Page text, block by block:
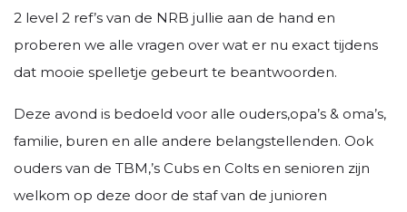
2 level 2 ref’s van de NRB jullie aan de hand en
proberen we alle vragen over wat er nu exact tijdens
dat mooie spelletje gebeurt te beantwoorden.
Deze avond is bedoeld voor alle ouders,opa’s & oma’s,
familie, buren en alle andere belangstellenden. Ook
ouders van de TBM,’s Cubs en Colts en senioren zijn
welkom op deze door de staf van de junioren